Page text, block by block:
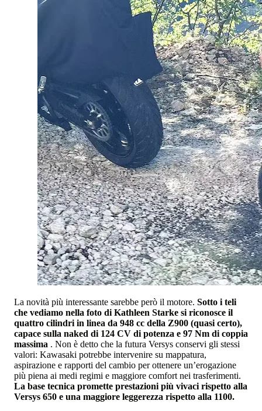
La novità più interessante sarebbe però il motore. Sotto i teli
che vediamo nella foto di Kathleen Starke si riconosce il
quattro cilindri in linea da 948 cc della Z900 (quasi certo),
capace sulla naked di 124 CV di potenza e 97 Nm di coppia
massima . Non è detto che la futura Versys conservi gli stessi
valori: Kawasaki potrebbe intervenire su mappatura,
aspirazione e rapporti del cambio per ottenere un’erogazione
più piena ai medi regimi e maggiore comfort nei trasferimenti.
La base tecnica promette prestazioni più vivaci rispetto alla
Versys 650 e una maggiore leggerezza rispetto alla 1100.